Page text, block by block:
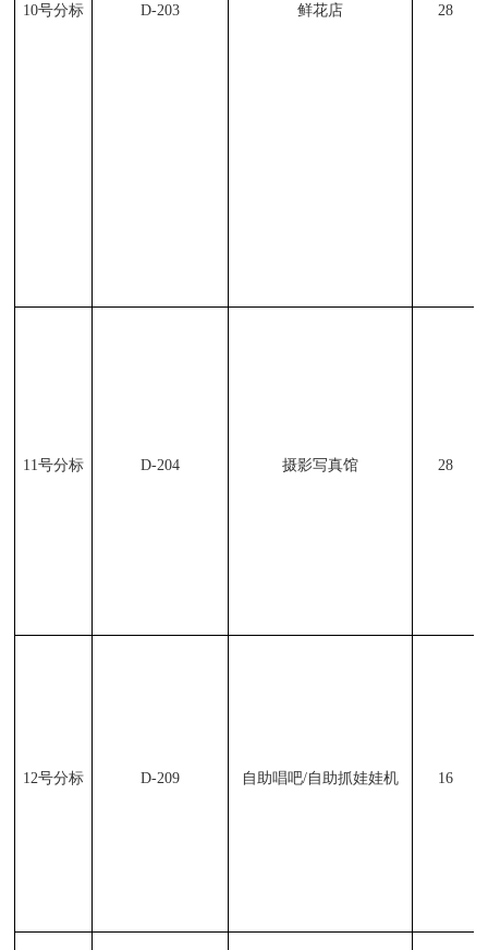
10号分标 D-203 鲜花店 28
11号分标 D-204 摄影写真馆 28
12号分标 D-209 自助唱吧/自助抓娃娃机 16